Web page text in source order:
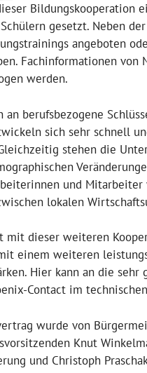
Bildungskooperation
gesetzt. Neben
angeboten
Fachinformationen von
werden.
an berufsbezogene
sich sehr schnell
stehen die
und Mitarbeiter
lokalen
mit dieser weiteren
einem weiteren
Hier kann an die
Contact im
wurde von
Knut
und Christoph